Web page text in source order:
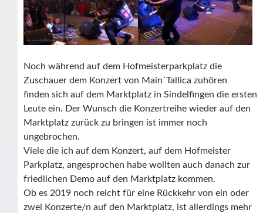
Noch während auf dem Hofmeisterparkplatz die
Zuschauer dem Konzert von Main`Tallica zuhören
finden sich auf dem Marktplatz in Sindelfingen die ersten
Leute ein. Der Wunsch die Konzertreihe wieder auf den
Marktplatz zurück zu bringen ist immer noch
ungebrochen.
Viele die ich auf dem Konzert, auf dem Hofmeister
Parkplatz, angesprochen habe wollten auch danach zur
friedlichen Demo auf den Marktplatz kommen.
Ob es 2019 noch reicht für eine Rückkehr von ein oder
zwei Konzerte/n auf den Marktplatz, ist allerdings mehr